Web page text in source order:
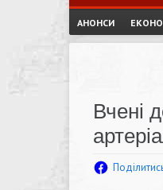
АНОНСИ
Вчені